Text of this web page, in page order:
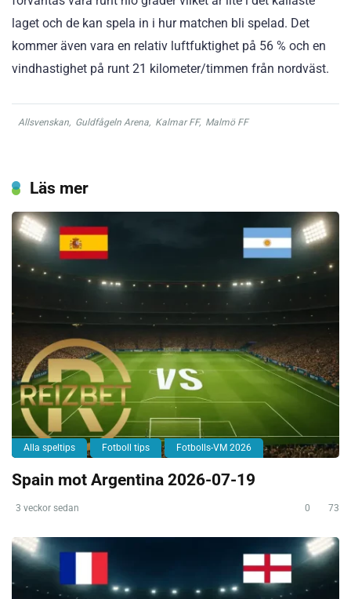
laget och de kan spela in i hur matchen bli spelad. Det
kommer även vara en relativ luftfuktighet på 56 % och en
vindhastighet på runt 21 kilometer/timmen från nordväst.
Allsvenskan, Guldfågeln Arena, Kalmar FF, Malmö FF
Läs mer
Alla speltips Fotboll tips Fotbolls-VM 2026
Spain mot Argentina 2026-07-19
3 veckor sedan 0 73